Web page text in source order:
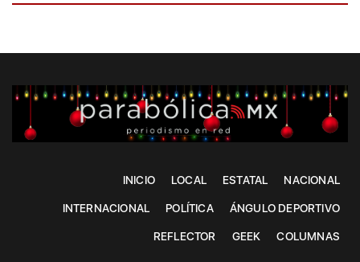
INICIO LOCAL ESTATAL NACIONAL
INTERNACIONAL POLÍTICA ÁNGULO DEPORTIVO
REFLECTOR GEEK COLUMNAS